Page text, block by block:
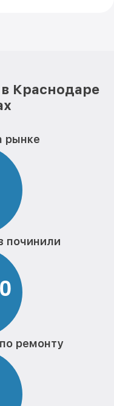
Краснодаре
рынке
починили
0
ремонту